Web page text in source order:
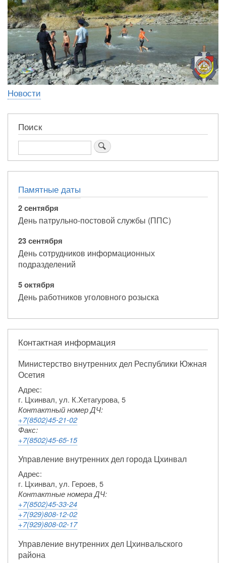
Новости
Поиск
Поиск
Памятные даты
2 сентября
День патрульно-постовой службы (ППС)
23 сентября
День сотрудников информационных
подразделений
5 октября
День работников уголовного розыска
Контактная информация
Министерство внутренних дел Республики Южная
Осетия
Адрес:
г. Цхинвал, ул. К.Хетагурова, 5
Контактный номер ДЧ:
+7(8502)45-21-02
Факс:
+7(8502)45-65-15
Управление внутренних дел города Цхинвал
Адрес:
г. Цхинвал, ул. Героев, 5
Контактные номера ДЧ:
+7(8502)45-33-24
+7(929)808-12-02
+7(929)808-02-17
Управление внутренних дел Цхинвальского
района